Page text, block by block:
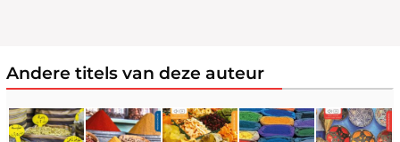
Andere titels van deze auteur